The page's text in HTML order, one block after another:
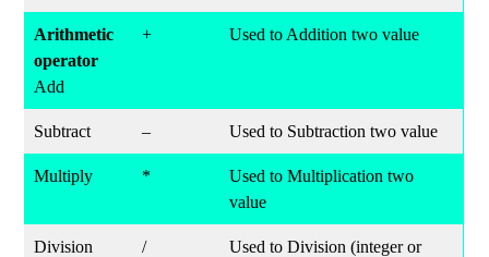
Arithmetic
operator
Add
+ Used to Addition two value
Subtract – Used to Subtraction two value
Multiply *
Used to Multiplication two
value
Division /
Used to Division (integer or